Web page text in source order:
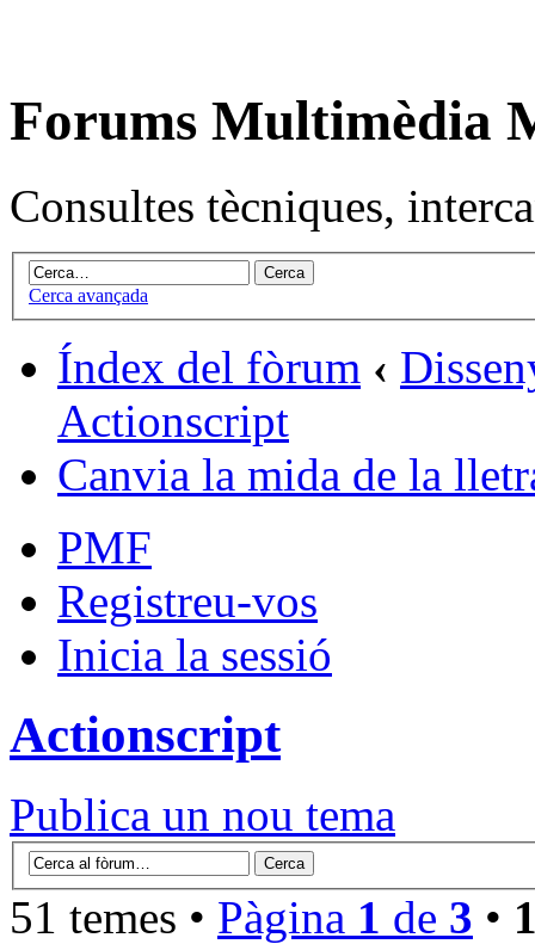
Forums Multimèdia
Consultes tècniques,
Cerca avançada
Índex del fòrum ‹
Actionscript
Canvia la mida de la
PMF
Registreu-vos
Inicia la sessió
Actionscript
Publica un nou tema
51 temes • Pàgina 1 de 3 •